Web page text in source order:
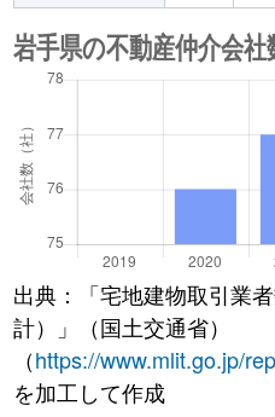
出典：「宅地建物取引
計）」（国土交通省）
（https://www.mlit.go.jp/
を加工して作成